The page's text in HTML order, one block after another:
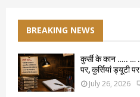
BREAKING NEWS
कुर्सी के कान ….. …
पर, कुर्सियां ड्यूटी पर
July 26, 2026